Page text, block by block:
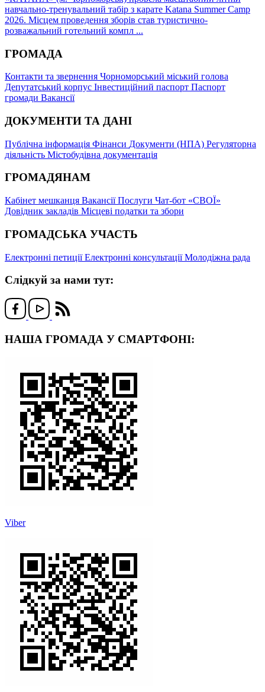
навчально-тренувальний табір з карате Katana Summer Camp
2026. Місцем проведення зборів став туристично-
розважальний готельний компл ...
ГРОМАДА
Контакти та звернення Чорноморський міський голова
Депутатський корпус Інвестиційний паспорт Паспорт
громади Вакансії
ДОКУМЕНТИ ТА ДАНІ
Публічна інформація Фінанси Документи (НПА) Регуляторна
діяльність Містобудівна документація
ГРОМАДЯНАМ
Кабінет мешканця ВакансіїПослуги Чат-бот «СВОЇ»
Довідник закладів Місцеві податки та збори
ГРОМАДСЬКА УЧАСТЬ
Електронні петиціїЕлектронні консультаціїМолодіжна рада
Слідкуй за нами тут:
НАША ГРОМАДА У СМАРТФОНІ:
Viber